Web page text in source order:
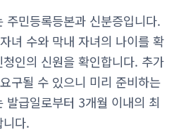
주민등록등본과 신분증입니다.
녀 수와 막내 자녀의 나이를 확
인의 신원을 확인합니다. 추가
구될 수 있으니 미리 준비하는
발급일로부터 3개월 이내의 최
다.